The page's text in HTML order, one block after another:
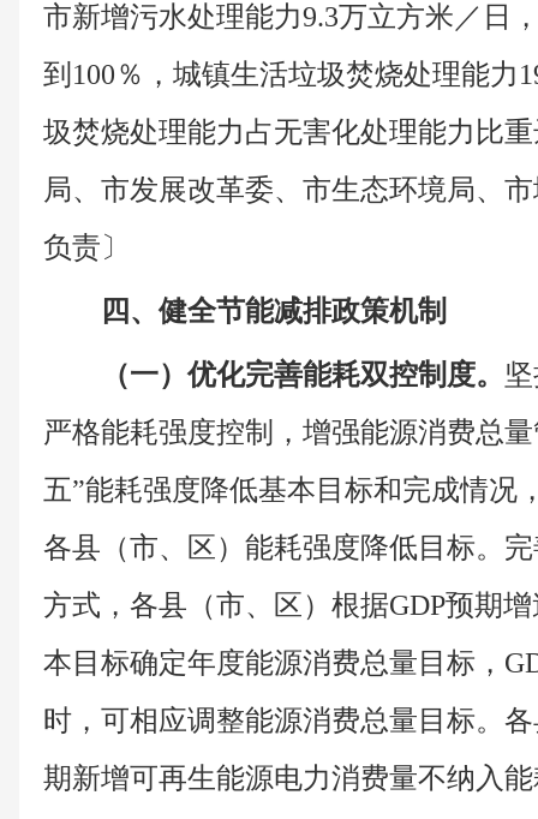
市新增污水处理能力9.3万立方米／日
到100％，城镇生活垃圾焚烧处理能力
圾焚烧处理能力占无害化处理能力比
局、市发展改革委、市生态环境局、
负责〕
四、健全节能减排政策机制
（一）优化完善能耗双控制度。
严格能耗强度控制，增强能源消费总
五”能耗强度降低基本目标和完成情况
各县（市、区）能耗强度降低目标。
方式，各县（市、区）根据GDP预期
本目标确定年度能源消费总量目标，
时，可相应调整能源消费总量目标。
期新增可再生能源电力消费量不纳入